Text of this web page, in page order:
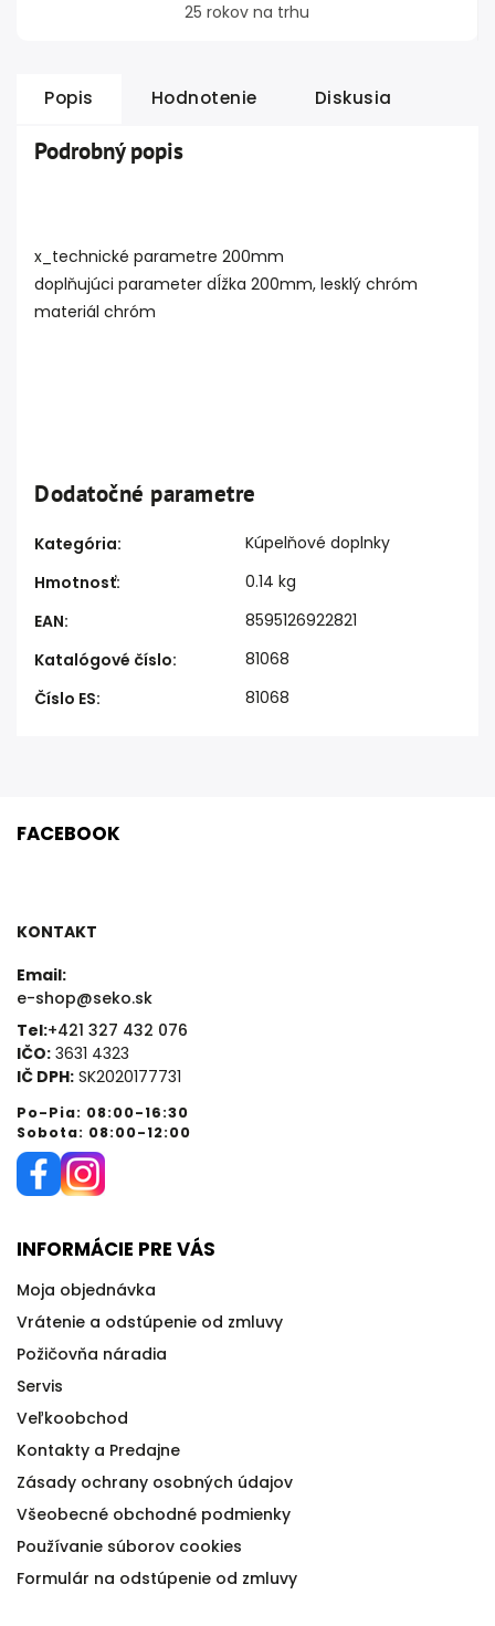
25 rokov na trhu
Popis Hodnotenie Diskusia
Podrobný popis
x_technické parametre 200mm
doplňujúci parameter dĺžka 200mm, lesklý chróm
materiál chróm
Dodatočné parametre
Kategória:
Kúpelňové doplnky
Hmotnosť:
0.14 kg
EAN:
8595126922821
Katalógové číslo:
81068
Číslo ES: 81068
FACEBOOK
KONTAKT
Email:
e-shop@seko.sk
Tel:+421 327 432 076
IČO: 3631 4323
IČ DPH: SK2020177731
Po-Pia: 08:00-16:30
Sobota: 08:00-12:00
INFORMÁCIE PRE VÁS
Moja objednávka
Vrátenie a odstúpenie od zmluvy
Požičovňa náradia
Servis
Veľkoobchod
Kontakty a Predajne
Zásady ochrany osobných údajov
Všeobecné obchodné podmienky
Používanie súborov cookies
Formulár na odstúpenie od zmluvy